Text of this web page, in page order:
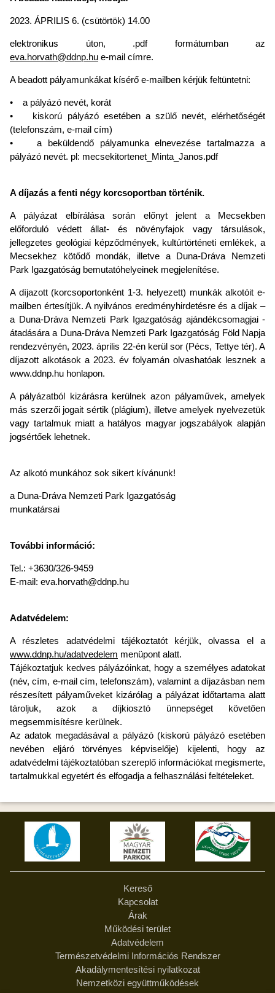
2023. ÁPRILIS 6. (csütörtök) 14.00
elektronikus úton, .pdf formátumban az
eva.horvath@ddnp.hu e-mail címre.
A beadott pályamunkákat kísérő e-mailben kérjük feltüntetni:
• a pályázó nevét, korát
• kiskorú pályázó esetében a szülő nevét, elérhetőségét
(telefonszám, e-mail cím)
• a beküldendő pályamunka elnevezése tartalmazza a
pályázó nevét. pl: mecsekitortenet_Minta_Janos.pdf
A díjazás a fenti négy korcsoportban történik.
A pályázat elbírálása során előnyt jelent a Mecsekben
előforduló védett állat- és növényfajok vagy társulások,
jellegzetes geológiai képződmények, kultúrtörténeti emlékek, a
Mecsekhez kötődő mondák, illetve a Duna-Dráva Nemzeti
Park Igazgatóság bemutatóhelyeinek megjelenítése.
A díjazott (korcsoportonként 1-3. helyezett) munkák alkotóit e-
mailben értesítjük. A nyilvános eredményhirdetésre és a díjak –
a Duna-Dráva Nemzeti Park Igazgatóság ajándékcsomagjai -
átadására a Duna-Dráva Nemzeti Park Igazgatóság Föld Napja
rendezvényén, 2023. április 22-én kerül sor (Pécs, Tettye tér). A
díjazott alkotások a 2023. év folyamán olvashatóak lesznek a
www.ddnp.hu honlapon.
A pályázatból kizárásra kerülnek azon pályaművek, amelyek
más szerzői jogait sértik (plágium), illetve amelyek nyelvezetük
vagy tartalmuk miatt a hatályos magyar jogszabályok alapján
jogsértőek lehetnek.
Az alkotó munkához sok sikert kívánunk!
a Duna-Dráva Nemzeti Park Igazgatóság
munkatársai
További információ:
Tel.: +3630/326-9459
E-mail: eva.horvath@ddnp.hu
Adatvédelem:
A részletes adatvédelmi tájékoztatót kérjük, olvassa el a
www.ddnp.hu/adatvedelem menüpont alatt.
Tájékoztatjuk kedves pályázóinkat, hogy a személyes adatokat
(név, cím, e-mail cím, telefonszám), valamint a díjazásban nem
részesített pályaműveket kizárólag a pályázat időtartama alatt
tároljuk, azok a díjkiosztó ünnepséget követően
megsemmisítésre kerülnek.
Az adatok megadásával a pályázó (kiskorú pályázó esetében
nevében eljáró törvényes képviselője) kijelenti, hogy az
adatvédelmi tájékoztatóban szereplő információkat megismerte,
tartalmukkal egyetért és elfogadja a felhasználási feltételeket.
Kereső
Kapcsolat
Árak
Működési terület
Adatvédelem
Természetvédelmi Információs Rendszer
Akadálymentesítési nyilatkozat
Nemzetközi együttműködések